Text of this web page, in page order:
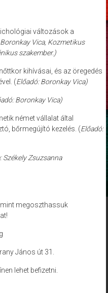
változások a
Vica, Kozmetikus
szakember.)
kihívásai, és az öregedés
(Előadó: Boronkay Vica)
Boronkay Vica)
német vállalat által
bőrmegújító kezelés. (Előadó:
Székely Zsuzsanna
megoszthassuk
János út 31.
lehet befizetni.